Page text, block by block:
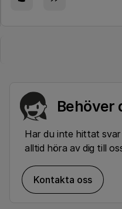
Behöver
Har du inte hittat
alltid höra av dig till
Kontakta oss